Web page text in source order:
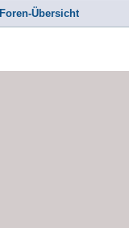
Foren-Übersicht